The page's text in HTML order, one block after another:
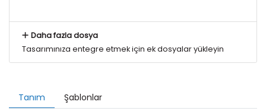
Tanım Şablonlar
Daha fazla dosya
Tasarımınıza entegre etmek için ek dosyalar yükleyin